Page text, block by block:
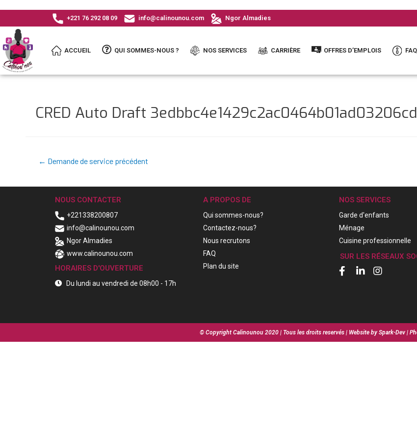
+221 76 292 08 09 info@calinounou.com Ngor Almadies
ACCUEIL QUI SOMMES-NOUS ? NOS SERVICES CARRIÈRE OFFRES D’EMPLOIS FAQ
CRED Auto Draft 3edbbc4e1429c2ac0464b01ad03206cd
← Demande de service précédent
NOUS CONTACTER
+221338200807
info@calinounou.com
Ngor Almadies
www.calinounou.com
HORAIRES D'OUVERTURE
Du lundi au vendredi de 08h00 - 17h
A PROPOS DE
Qui sommes-nous?
Contactez-nous?
Nous recrutons
FAQ
Plan du site
NOS SERVICES
Garde d'enfants
Ménage
Cuisine professionnelle
SUR LES RÉSEAUX
© Copyright Calinounou 2020 | Tous les droits reservés | Website by Spark-Dev |